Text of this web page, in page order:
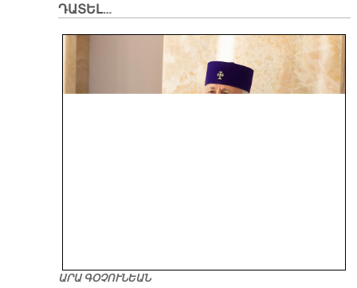
ԴԱՏԵԼ…
ԱՐԱ ԳՕՉՈՒՆԵԱՆ